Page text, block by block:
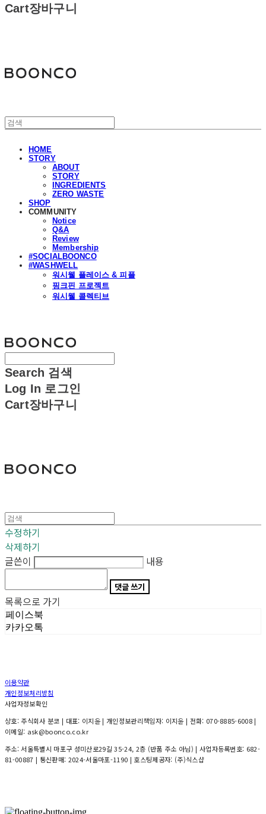
Cart장바구니
HOME
STORY
ABOUT
STORY
INGREDIENTS
ZERO WASTE
SHOP
COMMUNITY
Notice
Q&A
Review
Membership
#SOCIALBOONCO
#WASHWELL
워시웰 플레이스 & 피플
핑크핀 프로젝트
워시웰 콜렉티브
Search 검색
Log In 로그인
Cart장바구니
수정하기
삭제하기
글쓴이
내용
댓글 쓰기
목록으로 가기
페이스북
카카오톡
이용약관
개인정보처리방침
사업자정보확인
상호: 주식회사 분코 | 대표: 이지윤 | 개인정보관리책임자: 이지윤 | 전화: 070-8885-6008 |
이메일: ask@boonco.co.kr
주소: 서울특별시 마포구 성미산로29길 35-24, 2층 (반품 주소 아님) | 사업자등록번호: 682-
81-00887 | 통신판매: 2024-서울마포-1190 | 호스팅제공자: (주)식스샵